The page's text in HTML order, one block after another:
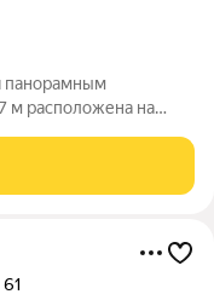
панорамным
м расположена на
на Москву-реку,
61